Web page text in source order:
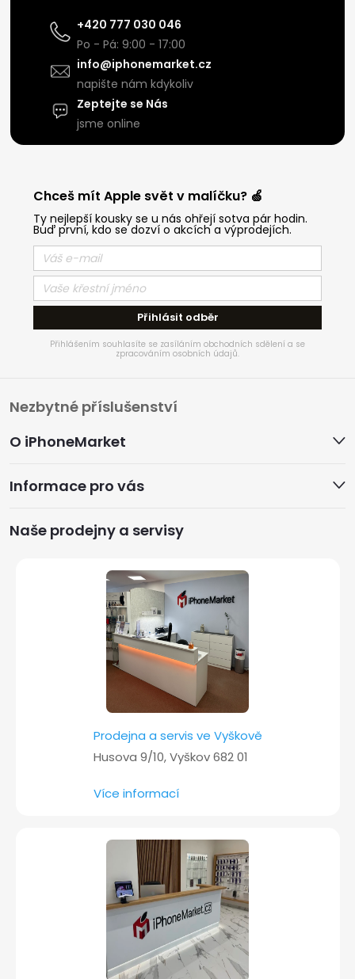
+420 777 030 046
Po - Pá: 9:00 - 17:00
info@iphonemarket.cz
napište nám kdykoliv
Zeptejte se Nás
jsme online
Chceš mít Apple svět v malíčku? 🍏
Ty nejlepší kousky se u nás ohřejí sotva pár hodin.
Buď první, kdo se dozví o akcích a výprodejích.
Přihlásit odběr
Přihlášením souhlasíte se zasíláním obchodních sdělení a se
zpracováním osobních údajů.
Z
á
p
a
O iPhoneMarket
Informace pro vás
Naše prodejny a servisy
Prodejna a servis ve Vyškově
Husova 9/10, Vyškov 682 01
Více informací
Nezbytné příslušenství